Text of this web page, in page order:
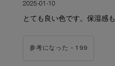
2025-01-10
とても良い色です。保湿感
参考になった -199